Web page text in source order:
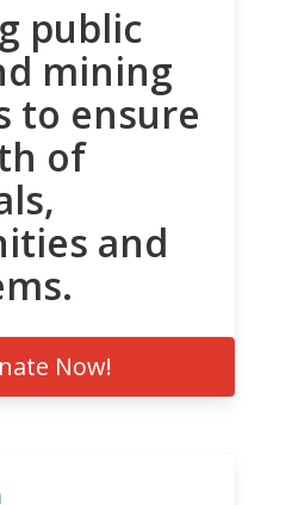
public
mining
to ensure
of
and
Now!